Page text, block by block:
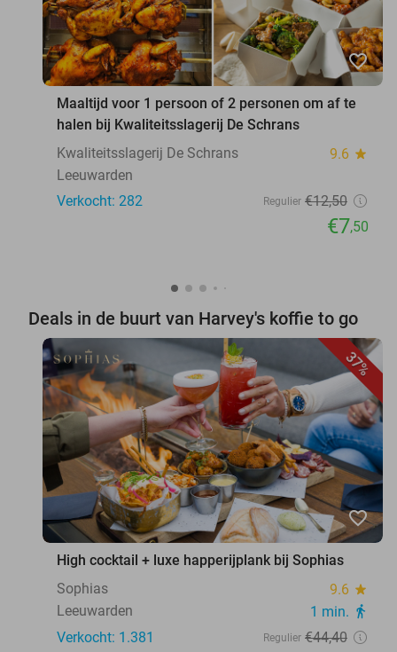
favorite_border
Maaltijd voor 1 persoon of 2 personen om af te
halen bij Kwaliteitsslagerij De Schrans
Kwaliteitsslagerij De Schrans
9.6 star
Leeuwarden
Verkocht: 282
Regulier €12,50
€7,50
Deals in de buurt van Harvey's koffie to go
37%
favorite_border
High cocktail + luxe happerijplank bij Sophias
Sophias
9.6 star
Leeuwarden 1 min. directions_walk
Verkocht: 1.381 Regulier €44,40